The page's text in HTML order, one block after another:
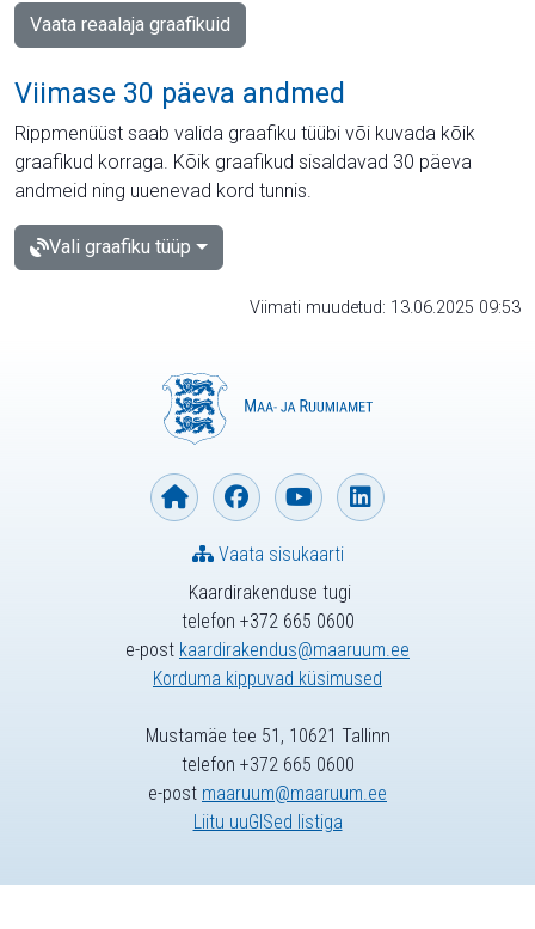
Vaata reaalaja graafikuid
Viimase 30 päeva andmed
Rippmenüüst saab valida graafiku tüübi või kuvada kõik
graafikud korraga. Kõik graafikud sisaldavad 30 päeva
andmeid ning uuenevad kord tunnis.
Vali graafiku tüüp
Viimati muudetud: 13.06.2025 09:53
Kaardirakenduse tugi
telefon +372 665 0600
e-post kaardirakendus@maaruum.ee
Korduma kippuvad küsimused
Vaata sisukaarti
Mustamäe tee 51, 10621 Tallinn
telefon +372 665 0600
e-post maaruum@maaruum.ee
Liitu uuGISed listiga